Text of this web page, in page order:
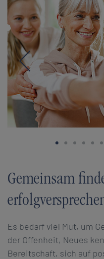
Zurück
Gemeinsam
​Es bedarf viel Mut, um
der Offenheit, Neues
Bereitschaft, sich auf